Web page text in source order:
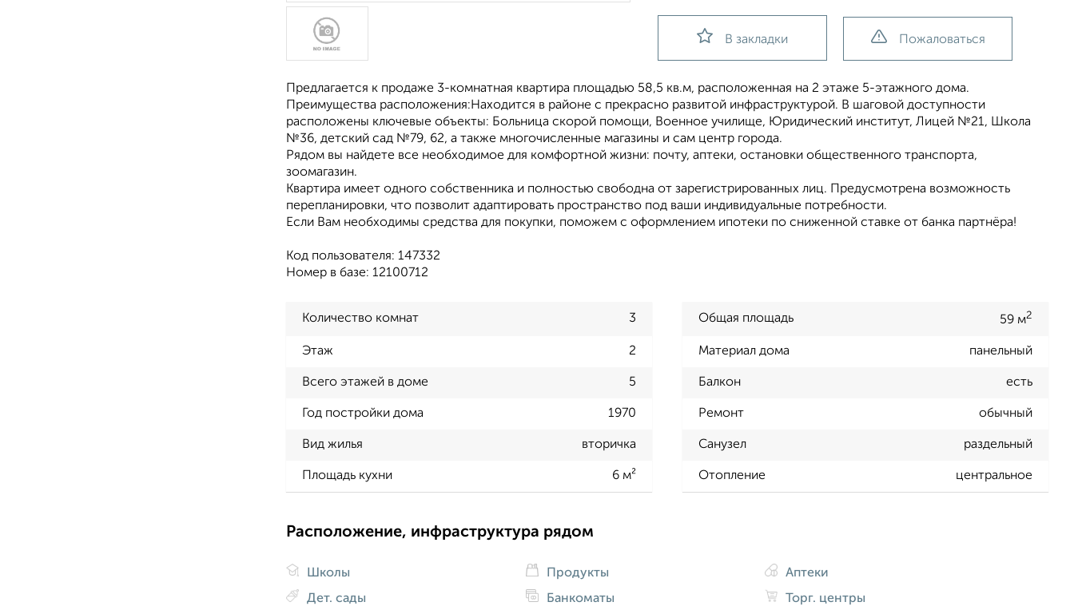
В закладки Пожаловаться
Предлагается к продаже 3-комнатная квартира площадью 58,5 кв.м, расположенная на 2 этаже 5-этажного дома.
Преимущества расположения:Находится в районе с прекрасно развитой инфраструктурой. В шаговой доступности
расположены ключевые объекты: Больница скорой помощи, Военное училище, Юридический институт, Лицей №21, Школа
№36, детский сад №79, 62, а также многочисленные магазины и сам центр города.
Рядом вы найдете все необходимое для комфортной жизни: почту, аптеки, остановки общественного транспорта,
зоомагазин.
Квартира имеет одного собственника и полностью свободна от зарегистрированных лиц. Предусмотрена возможность
перепланировки, что позволит адаптировать пространство под ваши индивидуальные потребности.
Если Baм нeoбxодимы cpeдcтва для пoкупки, помoжем c офoрмлением ипотеки пo cнижeннoй cтавкe от банка пapтнёра!
Код пользователя: 147332
Номер в базе: 12100712
Количество комнат 3 Общая площадь 59 м2
Этаж 2 Материал дома панельный
Всего этажей в доме 5 Балкон есть
Год постройки дома 1970 Ремонт обычный
Вид жилья вторичка Санузел раздельный
Площадь кухни 6 м² Отопление центральное
Расположение, инфраструктура рядом
Школы
Дет. сады
Продукты
Банкоматы
Аптеки
Торг. центры